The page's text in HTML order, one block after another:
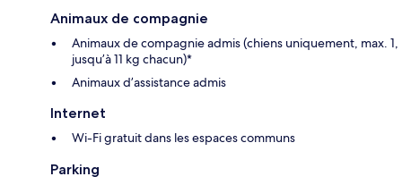
Animaux de compagnie
Animaux de compagnie admis (chiens uniquement, max. 1,
jusqu’à 11 kg chacun)*
Animaux d’assistance admis
Internet
Wi-Fi gratuit dans les espaces communs
Parking